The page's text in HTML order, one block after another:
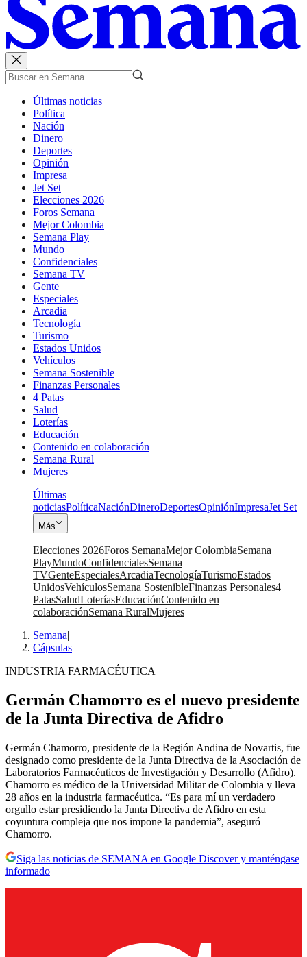
Últimas noticias
Política
Nación
Dinero
Deportes
Opinión
Impresa
Jet Set
Elecciones 2026
Foros Semana
Mejor Colombia
Semana Play
Mundo
Confidenciales
Semana TV
Gente
Especiales
Arcadia
Tecnología
Turismo
Estados Unidos
Vehículos
Semana Sostenible
Finanzas Personales
4 Patas
Salud
Loterías
Educación
Contenido en colaboración
Semana Rural
Mujeres
Últimas
noticiasPolíticaNaciónDineroDeportesOpiniónImpresaJet Set
Más
Elecciones 2026Foros SemanaMejor ColombiaSemana
PlayMundoConfidencialesSemana
TVGenteEspecialesArcadiaTecnologíaTurismoEstados
UnidosVehículosSemana SostenibleFinanzas Personales4
PatasSaludLoteríasEducaciónContenido en
colaboraciónSemana RuralMujeres
Semana|
Cápsulas
INDUSTRIA FARMACÉUTICA
Germán Chamorro es el nuevo presidente
de la Junta Directiva de Afidro
Germán Chamorro, presidente de la Región Andina de Novartis, fue
designado como presidente de la Junta Directiva de la Asociación de
Laboratorios Farmacéuticos de Investigación y Desarrollo (Afidro).
Chamorro es médico de la Universidad Militar de Colombia y lleva
28 años en la industria farmacéutica. “Es para mí un verdadero
orgullo estar presidiendo la Junta Directiva de Afidro en esta
coyuntura compleja que nos impone la pandemia”, aseguró
Chamorro.
Siga las noticias de SEMANA en Google Discover y manténgase
informado